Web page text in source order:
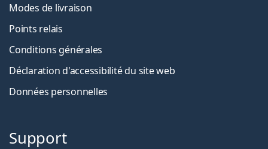
Modes de livraison
Points relais
Conditions générales
Déclaration d'accessibilité du site web
Données personnelles
Support